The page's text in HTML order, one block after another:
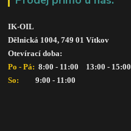
IK-OIL
Dělnická 1004, 749 01 Vítkov
Otevírací doba:
Po - Pá: 8:00 - 11:00    13:00 - 15:00
So:
      9:00 - 11:00